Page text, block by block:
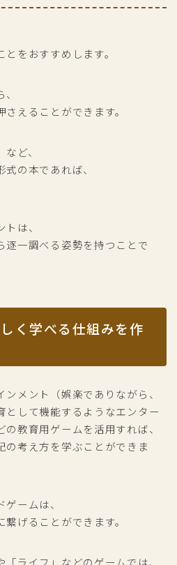
をおすすめします。
えることができます。
ど、
の本であれば、
は、
逐一調べる姿勢を持つことで
く学べる仕組みを作
メント（娯楽でありながら、
として機能するようなエンター
教育用ゲームを活用すれば、
の考え方を学ぶことができま
ームは、
げることができます。
ライフ」などのゲームでは、